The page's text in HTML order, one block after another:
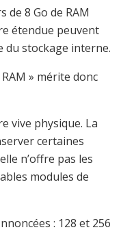
8 Go de RAM
étendue peuvent
stockage interne.
» mérite donc
vive physique. La
certaines
n’offre pas les
modules de
: 128 et 256